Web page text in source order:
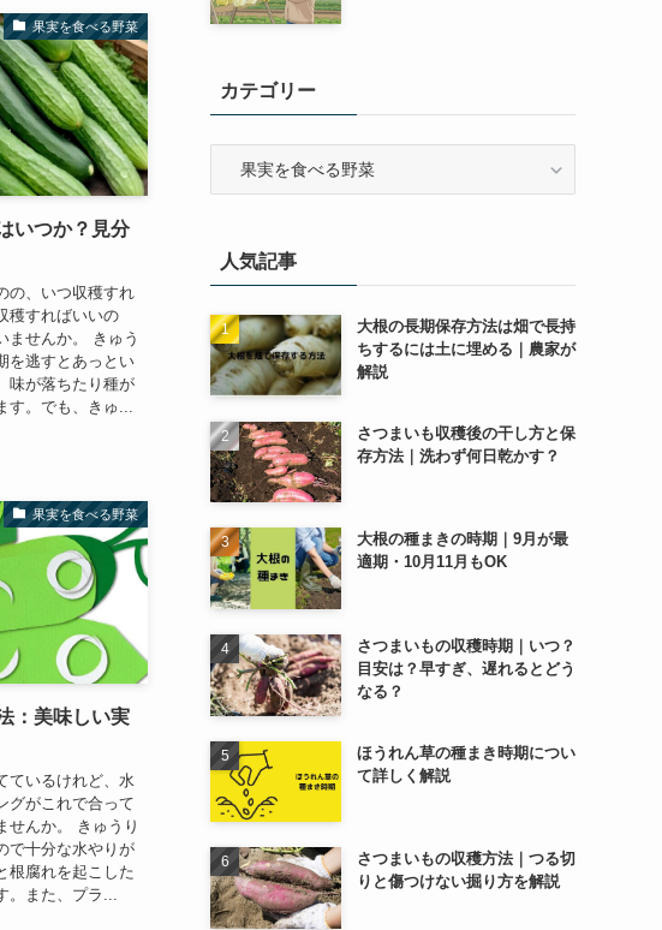
果実を食べる野菜
いつか？見分
の、いつ収穫すれ
穫すればいいの
ませんか。 きゅう
を逃すとあっとい
味が落ちたり種が
す。でも、きゅ...
果実を食べる野菜
：美味しい実
ているけれど、水
グがこれで合って
せんか。 きゅうり
で十分な水やりが
根腐れを起こした
。また、プラ...
カテゴリー
ー人気記事
大根の長期保存方法は畑で長持
ちするには土に埋める｜農家が
解説
さつまいも収穫後の干し方と保
存方法｜洗わず何日乾かす？
大根の種まきの時期｜9月が最
適期・10月11月もOK
さつまいもの収穫時期｜いつ？
目安は？早すぎ、遅れるとどう
なる？
ほうれん草の種まき時期につい
て詳しく解説
さつまいもの収穫方法｜つる切
りと傷つけない掘り方を解説